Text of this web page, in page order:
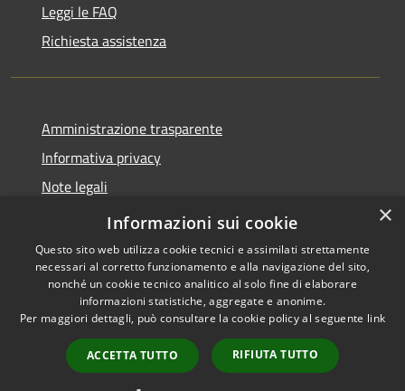
Leggi le FAQ
Richiesta assistenza
Amministrazione trasparente
Informativa privacy
Note legali
Dichiarazione di accessibilità
Accessibilità
Copyright © 2026 • Comune di
Andora • Powered by
Municipium•
Accesso
redazione
×
Informazioni sui cookie
Questo sito web utilizza cookie tecnici e assimilati strettamente
necessari al corretto funzionamento e alla navigazione del sito,
nonché un cookie tecnico analitico al solo fine di elaborare
informazioni statistiche, aggregate e anonime.
Per maggiori dettagli, può consultare la cookie policy al seguente link
ACCETTA TUTTO RIFIUTA TUTTO